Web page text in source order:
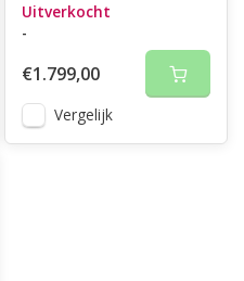
Uitverkocht
-
€1.799,00
Vergelijk